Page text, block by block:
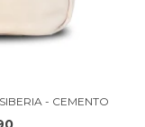
- CEMENTO